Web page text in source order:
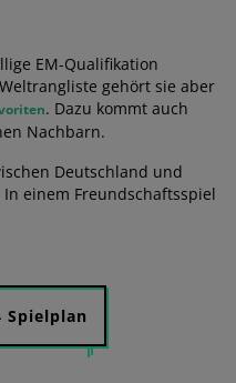
EM-Qualifikation
gehört sie aber
. Dazu kommt auch
Nachbarn.
Deutschland und
einem Freundschaftsspiel
Spielplan